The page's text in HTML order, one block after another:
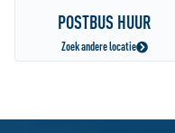
POSTBUS HUUR
Zoek andere locatie